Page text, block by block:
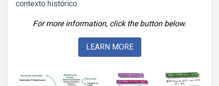
contexto histórico.
For more information, click the button below.
LEARN MORE